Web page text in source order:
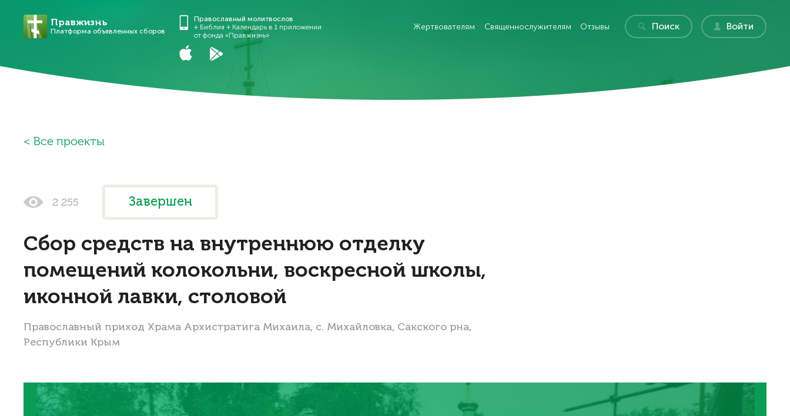
Правжизнь
Платформа объявленных сборов
Православный молитвослов
+ Библия + Календарь в 1 приложении
от фонда «Правжизнь»
Жертвователям Священнослужителям Отзывы Поиск Войти
Все проекты
2 255 Завершен
Сбор средств на внутреннюю отделку
помещений колокольни, воскресной школы,
иконной лавки, столовой
Православный приход Храма Архистратига Михаила, с. Михайловка, Сакского рна,
Республики Крым